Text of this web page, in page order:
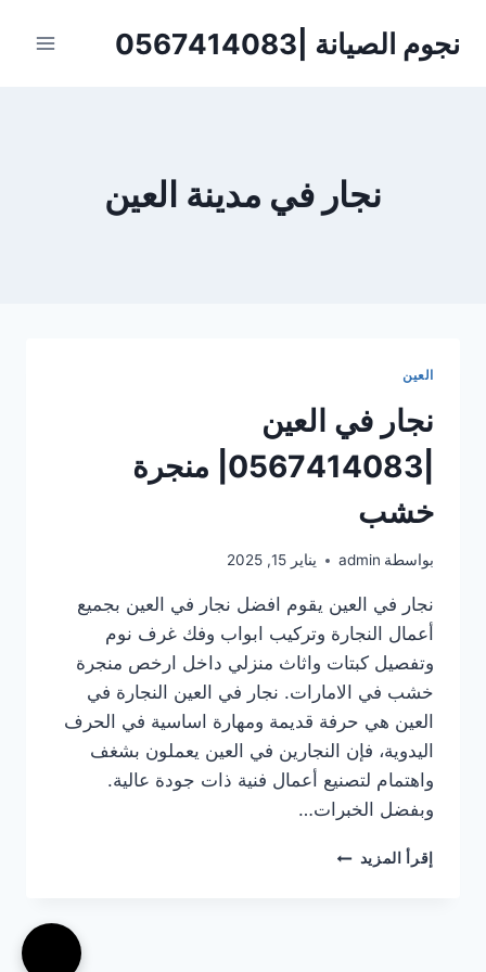
نجوم الصيانة |0567414083
نجار في مدينة العين
العين
نجار في العين
|0567414083| منجرة
خشب
بواسطة admin يناير 15, 2025
نجار في العين يقوم افضل نجار في العين بجميع
أعمال النجارة وتركيب ابواب وفك غرف نوم
وتفصيل كبتات واثاث منزلي داخل ارخص منجرة
خشب في الامارات. نجار في العين النجارة في
العين هي حرفة قديمة ومهارة اساسية في الحرف
اليدوية، فإن النجارين في العين يعملون بشغف
واهتمام لتصنيع أعمال فنية ذات جودة عالية.
وبفضل الخبرات…
إقرأ المزيد نجار